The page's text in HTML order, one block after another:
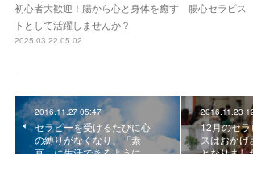
初心者大歓迎！腸から心と身体を癒す 腸心セラピス
トとして活躍しませんか？
2025.03.22 05:02
2016.11.27 05:47
セラピーを受けるたびに心
の縛りがなくなり、「素
直」に生活できるように…
2016.11.23
12月のセ
スはおか
となりまし